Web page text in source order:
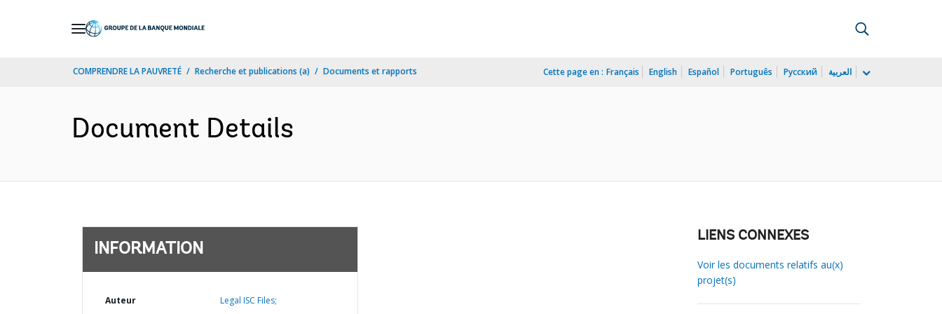
COMPRENDRE LA PAUVRETÉ Recherche et publications (a) Documents et rapports Cette page en : Français English Español Português Русский العربية
Document Details
INFORMATION
Auteur Legal ISC Files;
LIENS CONNEXES
Voir les documents relatifs au(x)
projet(s)